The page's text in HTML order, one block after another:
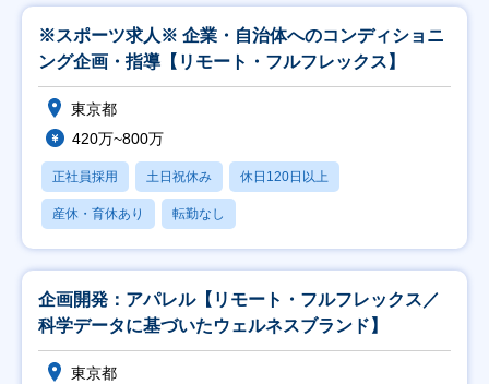
※スポーツ求人※ 企業・自治体へのコンディショニ
ング企画・指導【リモート・フルフレックス】
東京都
420万~800万
正社員採用 土日祝休み 休日120日以上
産休・育休あり 転勤なし
企画開発：アパレル【リモート・フルフレックス／
科学データに基づいたウェルネスブランド】
東京都